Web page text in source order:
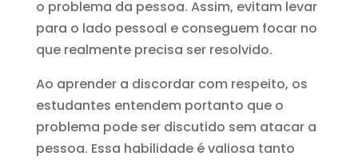
o problema da pessoa. Assim, evitam levar
para o lado pessoal e conseguem focar no
que realmente precisa ser resolvido.
Ao aprender a discordar com respeito, os
estudantes entendem portanto que o
problema pode ser discutido sem atacar a
pessoa. Essa habilidade é valiosa tanto